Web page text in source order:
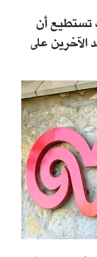
تستطيع أن
على